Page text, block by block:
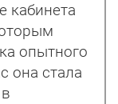
кабинета
опытного
она стала